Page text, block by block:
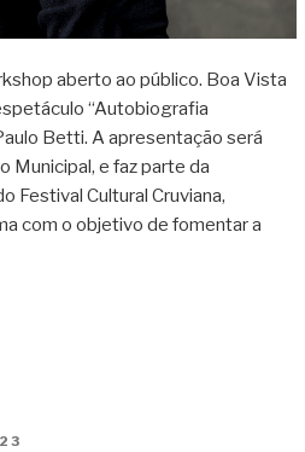
aberto ao público. Boa Vista
“Autobiografia
Betti. A apresentação será
Municipal, e faz parte da
Festival Cultural Cruviana,
com o objetivo de fomentar a